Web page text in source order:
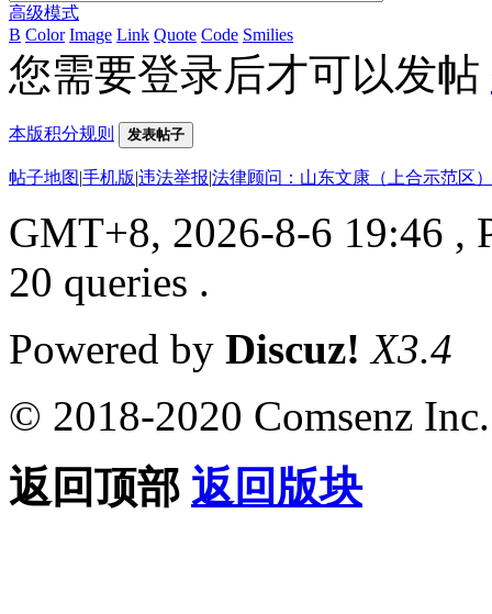
高级模式
B Color Image Link Quote Code Smilies
您需要登录后才可以发帖
本版积分规则 发表帖子
帖子地图|手机版|违法举报|法律顾问：山东文康（上合示范区
GMT+8, 2026-8-6 19:46 ,
20 queries .
Powered by Discuz! X3.4
© 2018-2020 Comsenz Inc.
返回顶部 返回版块